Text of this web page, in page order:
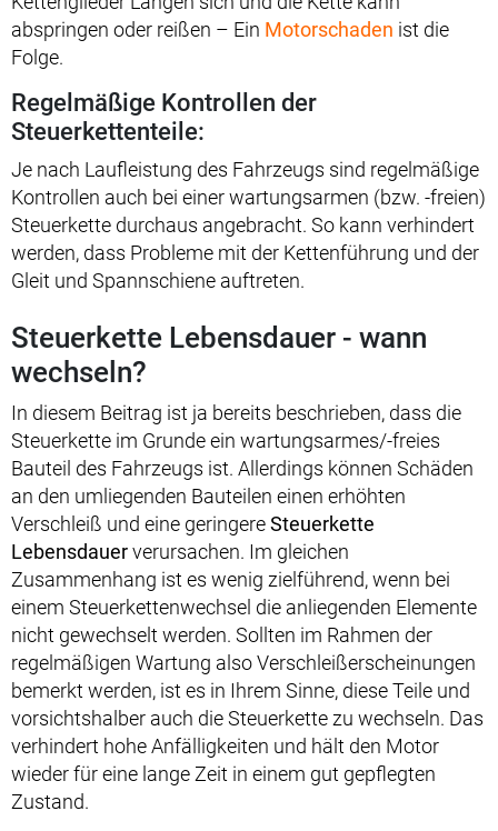
abspringen oder reißen – Ein Motorschaden ist die
Folge.
Regelmäßige Kontrollen der
Steuerkettenteile:
Je nach Laufleistung des Fahrzeugs sind regelmäßige
Kontrollen auch bei einer wartungsarmen (bzw. -freien)
Steuerkette durchaus angebracht. So kann verhindert
werden, dass Probleme mit der Kettenführung und der
Gleit und Spannschiene auftreten.
Steuerkette Lebensdauer - wann
wechseln?
In diesem Beitrag ist ja bereits beschrieben, dass die
Steuerkette im Grunde ein wartungsarmes/-freies
Bauteil des Fahrzeugs ist. Allerdings können Schäden
an den umliegenden Bauteilen einen erhöhten
Verschleiß und eine geringereSteuerkette
Lebensdauerverursachen. Im gleichen
Zusammenhang ist es wenig zielführend, wenn bei
einem Steuerkettenwechsel die anliegenden Elemente
nicht gewechselt werden. Sollten im Rahmen der
regelmäßigen Wartung also Verschleißerscheinungen
bemerkt werden, ist es in Ihrem Sinne, diese Teile und
vorsichtshalber auch die Steuerkette zu wechseln. Das
verhindert hohe Anfälligkeiten und hält den Motor
wieder für eine lange Zeit in einem gut gepflegten
Zustand.